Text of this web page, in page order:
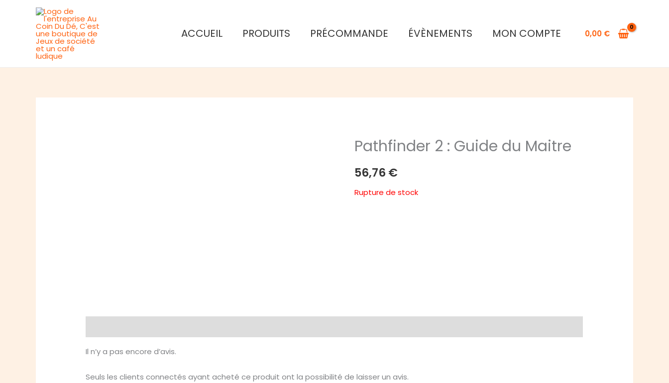
ACCUEIL PRODUITS PRÉCOMMANDE ÉVÈNEMENTS MON COMPTE 0,00 €
Pathfinder 2 : Guide du Maitre
56,76 €
Rupture de stock
Il n’y a pas encore d’avis.
Seuls les clients connectés ayant acheté ce produit ont la possibilité de laisser un avis.